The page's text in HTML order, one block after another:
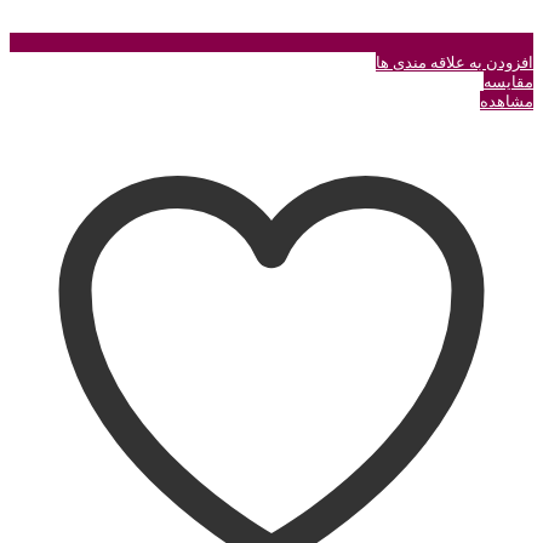
افزودن به علاقه مندی ها
مقایسه
مشاهده